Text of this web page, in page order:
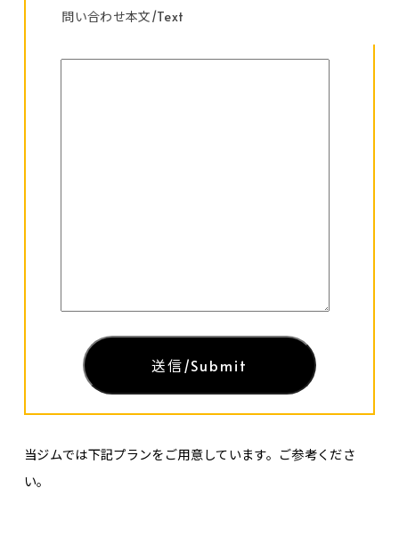
問い合わせ本文/Text
当ジムでは下記プランをご用意しています。ご参考くださ
い。